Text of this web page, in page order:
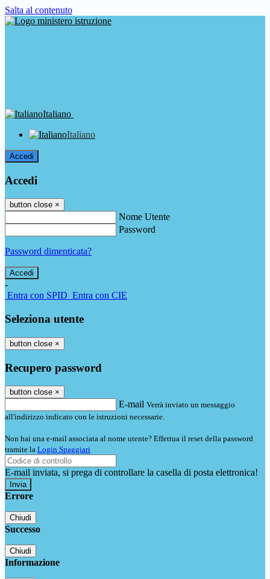
Salta al contenuto
Italiano
Italiano
Accedi
Accedi
button close ×
Nome Utente
Password
Password dimenticata?
-
Entra con SPID Entra con CIE
Seleziona utente
button close ×
Recupero password
button close ×
E-mail Verrà inviato un messaggio
all'indirizzo indicato con le istruzioni necessarie.
Non hai una e-mail associata al nome utente? Effettua il reset della password
tramite la Login Spaggiari
E-mail inviata, si prega di controllare la casella di posta elettronica!
Errore
Chiudi
Successo
Chiudi
Informazione